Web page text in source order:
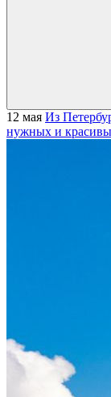
12 мая Из
нужных и